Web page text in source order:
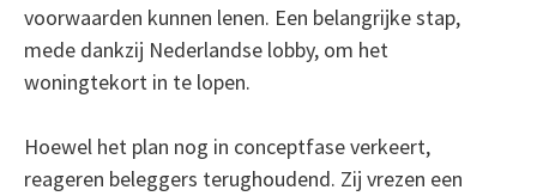
voorwaarden kunnen lenen. Een belangrijke stap,
mede dankzij Nederlandse lobby, om het
woningtekort in te lopen.
Hoewel het plan nog in conceptfase verkeert,
reageren beleggers terughoudend. Zij vrezen een